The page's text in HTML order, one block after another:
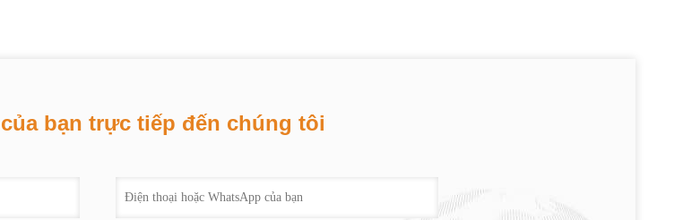
bạn trực tiếp đến chúng tôi